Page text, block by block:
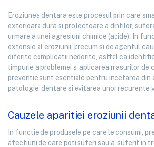
Eroziunea dentara este procesul prin care
exterioara dura si protectoare a dintilor,
urmare a unei agresiuni chimice (acide). In
extensie al eroziunii, precum si de agentul
diferite complicatii nedorite, astfel ca
timpurie a problemei si aplicarea masurilor de
preventie sunt esentiale pentru incetarea din
patologiei dentare si evitarea unor recurente
Cauzele aparitiei eroziunii
In functie de produsele pe care le consumi,
afectiuni de care poti suferi sau ai suferit in